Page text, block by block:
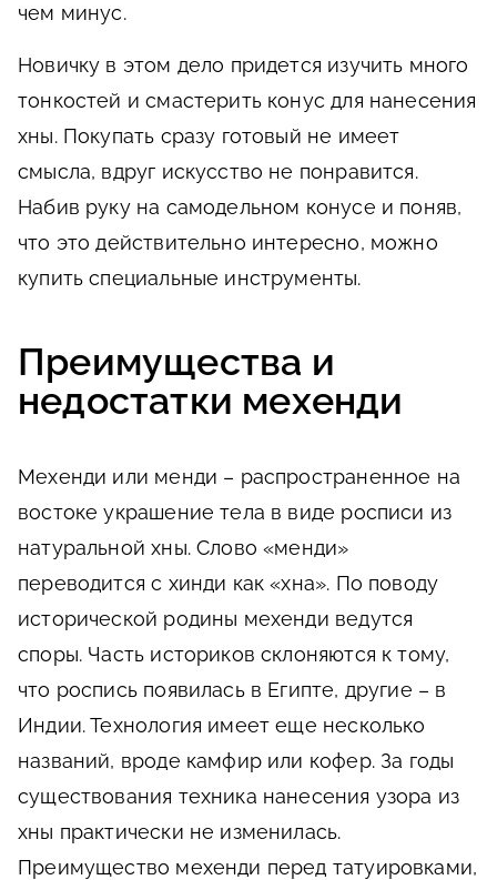
чем минус.
Новичку в этом дело придется изучить много
тонкостей и смастерить конус для нанесения
хны. Покупать сразу готовый не имеет
смысла, вдруг искусство не понравится.
Набив руку на самодельном конусе и поняв,
что это действительно интересно, можно
купить специальные инструменты.
Преимущества и
недостатки мехенди
Мехенди или менди – распространенное на
востоке украшение тела в виде росписи из
натуральной хны. Слово «менди»
переводится с хинди как «хна». По поводу
исторической родины мехенди ведутся
споры. Часть историков склоняются к тому,
что роспись появилась в Египте, другие – в
Индии. Технология имеет еще несколько
названий, вроде камфир или кофер. За годы
существования техника нанесения узора из
хны практически не изменилась.
Преимущество мехенди перед татуировками,